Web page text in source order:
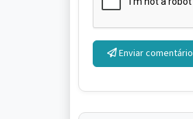
Enviar comentário